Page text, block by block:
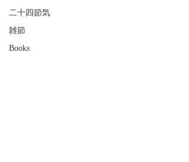
二十四節気
雑節
Books